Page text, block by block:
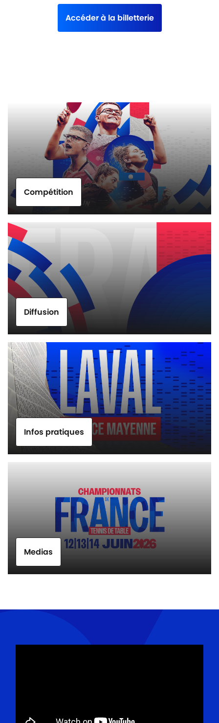
Accéder à la billetterie
Compétition
Diffusion
Infos pratiques
Medias